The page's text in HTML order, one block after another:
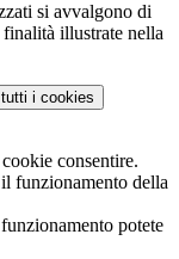
si avvalgono di
illustrate nella
i cookies
consentire.
funzionamento della
potete